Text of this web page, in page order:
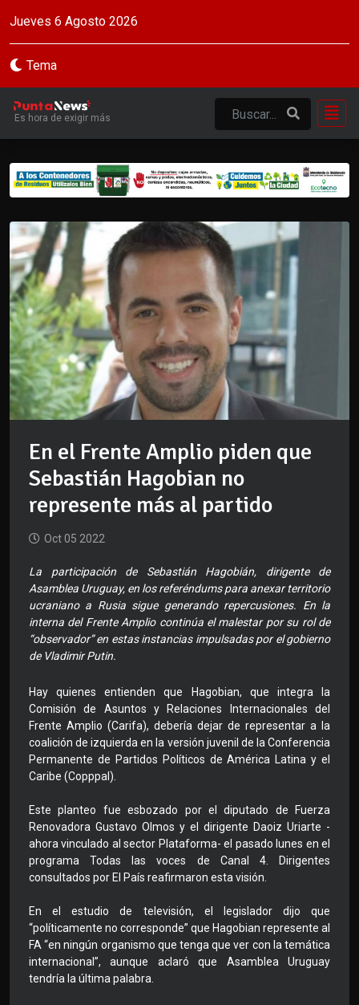
Jueves 6 Agosto 2026
Tema
Es hora de exigir más
En el Frente Amplio piden que
Sebastián Hagobian no
represente más al partido
Oct 05 2022
La participación de Sebastián Hagobián, dirigente de
Asamblea Uruguay, en los referéndums para anexar territorio
ucraniano a Rusia sigue generando repercusiones. En la
interna del Frente Amplio continúa el malestar por su rol de
“observador” en estas instancias impulsadas por el gobierno
de Vladimir Putin.
Hay quienes entienden que Hagobian, que integra la
Comisión de Asuntos y Relaciones Internacionales del
Frente Amplio (Carifa), debería dejar de representar a la
coalición de izquierda en la versión juvenil de la Conferencia
Permanente de Partidos Políticos de América Latina y el
Caribe (Copppal).
Este planteo fue esbozado por el diputado de Fuerza
Renovadora Gustavo Olmos y el dirigente Daoiz Uriarte -
ahora vinculado al sector Plataforma- el pasado lunes en el
programa Todas las voces de Canal 4. Dirigentes
consultados por El País reafirmaron esta visión.
En el estudio de televisión, el legislador dijo que
“políticamente no corresponde” que Hagobian represente al
FA “en ningún organismo que tenga que ver con la temática
internacional”, aunque aclaró que Asamblea Uruguay
tendría la última palabra.